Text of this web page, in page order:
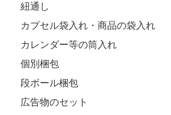
紐通し
カプセル袋入れ・商品の袋入れ
カレンダー等の筒入れ
個別梱包
段ボール梱包
広告物のセット